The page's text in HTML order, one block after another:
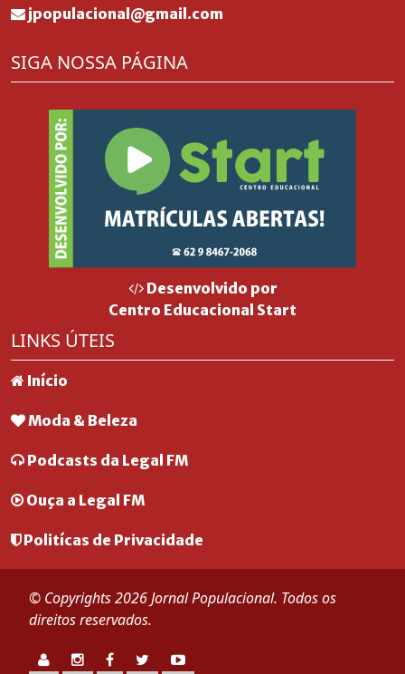
jpopulacional@gmail.com
SIGA NOSSA PÁGINA
Desenvolvido por
Centro Educacional Start
LINKS ÚTEIS
Início
Moda & Beleza
Podcasts da Legal FM
Ouça a Legal FM
Politícas de Privacidade
© Copyrights 2026 Jornal Populacional. Todos os
direitos reservados.